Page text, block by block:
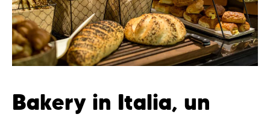
Bakery in Italia, un